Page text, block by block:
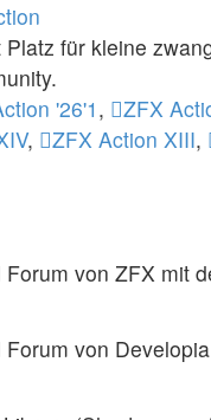
Platz für kleine
'26'1, ZFX
, ZFX Action XIII,
von ZFX mit
von